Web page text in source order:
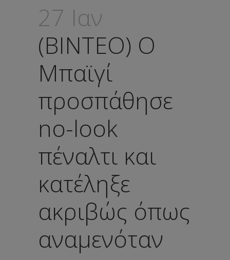
27 Ιαν
(ΒΙΝΤΕΟ) Ο
Μπαϊγί
προσπάθησε
no-look
πέναλτι και
κατέληξε
ακριβώς όπως
αναμενόταν